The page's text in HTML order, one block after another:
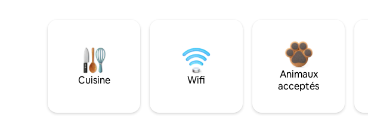
Cuisine Wifi
Animaux
acceptés